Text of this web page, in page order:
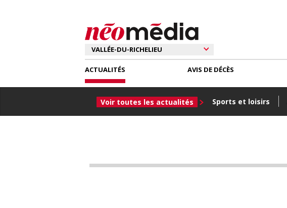
ACTUALITÉS
Voir toutes les actualités Sports et loisirs
AVIS DE DÉCÈS